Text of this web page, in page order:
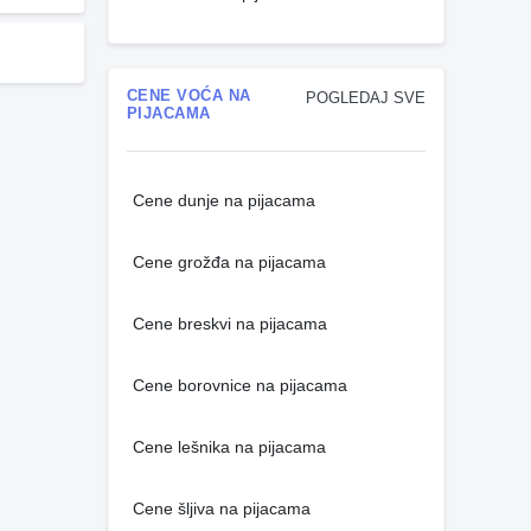
POGLEDAJ SVE
CENE VOĆA NA
PIJACAMA
Cene dunje na pijacama
Cene grožđa na pijacama
Cene breskvi na pijacama
Cene borovnice na pijacama
Cene lešnika na pijacama
Cene šljiva na pijacama